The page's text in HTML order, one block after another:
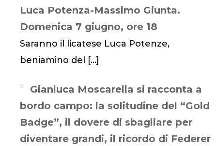
Luca Potenza-Massimo Giunta.
Domenica 7 giugno, ore 18
Saranno il licatese Luca Potenze,
beniamino del
[…]
Gianluca Moscarella si racconta a
bordo campo: la solitudine del “Gold
Badge”, il dovere di sbagliare per
diventare grandi, il ricordo di Federer